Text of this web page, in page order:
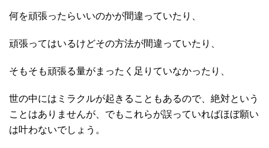
何を頑張ったらいいのかが間違っていたり、
頑張ってはいるけどその方法が間違っていたり、
そもそも頑張る量がまったく足りていなかったり、
世の中にはミラクルが起きることもあるので、絶対という
ことはありませんが、でもこれらが誤っていればほぼ願い
は叶わないでしょう。